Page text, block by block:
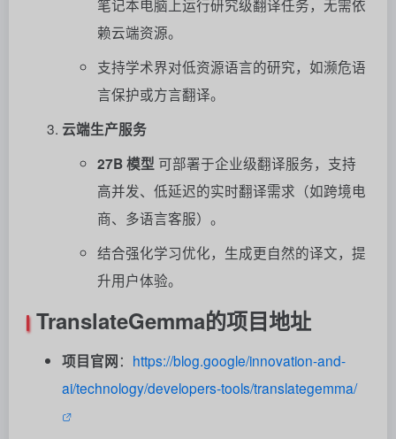
笔记本电脑上运行研究级翻译任务，无需依
赖云端资源。
支持学术界对低资源语言的研究，如濒危语
言保护或方言翻译。
云端生产服务
27B 模型 可部署于企业级翻译服务，支持
高并发、低延迟的实时翻译需求（如跨境电
商、多语言客服）。
结合强化学习优化，生成更自然的译文，提
升用户体验。
TranslateGemma的项目地址
项目官网： https://blog.google/innovation-and-
ai/technology/developers-tools/translategemma/